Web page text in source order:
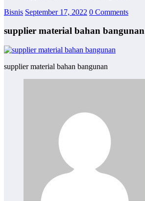
Bisnis September 17, 2022 0 Comments
supplier material bahan bangunan
supplier material bahan bangunan